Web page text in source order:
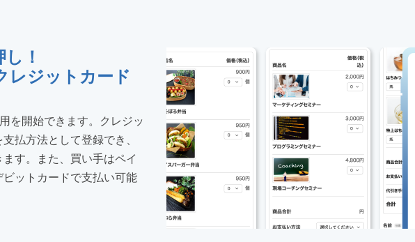
！
レジットカード
を開始できます。クレジッ
払方法として登録でき、
す。また、買い手はペイ
ットカードで支払い可能